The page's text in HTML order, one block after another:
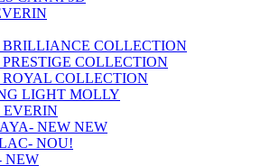
COLLECTION
COLLECTION
COLLECTION
LIGHT MOLLY
EVERIN
NEW NEW
NOU!
NEW